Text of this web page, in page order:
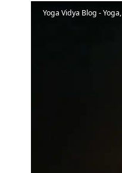
Yoga Vidya Blog -